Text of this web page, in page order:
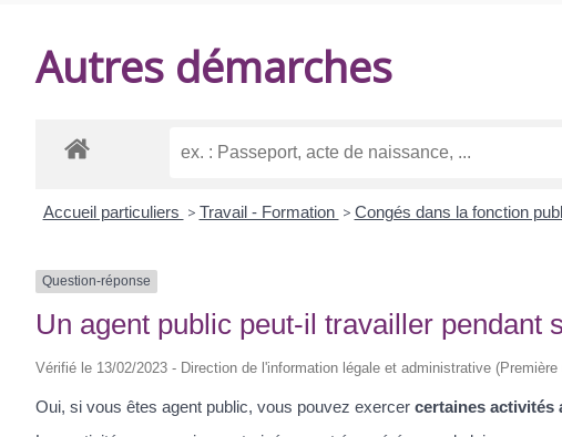
Autres démarches
Accueil particuliers > Travail - Formation > Congés dans la fonction
Question-réponse
Un agent public peut-il travailler pendant
Vérifié le 13/02/2023 - Direction de l'information légale et administrative (Première
Oui, si vous êtes agent public, vous pouvez exercer certaines activités